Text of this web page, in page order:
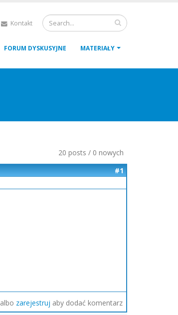
Kontakt
FORUM DYSKUSYJNE MATERIAŁY
20 posts / 0 nowych
#1
albo zarejestruj aby dodać komentarz